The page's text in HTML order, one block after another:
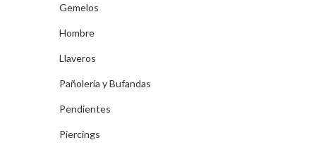
Gemelos
Hombre
Llaveros
Pañolería y Bufandas
Pendientes
Piercings